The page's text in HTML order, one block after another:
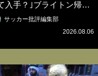
入手？｣ブライトン帰還
笘薫、同僚に“ポケカ”を
ゼント！｢薫の笑顔見れ
愛すぎ｣
サッカー批評編集部
2026.08.06